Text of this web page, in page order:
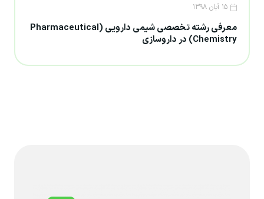
۱۵ آبان ۱۳۹۸
معرفی رشته تخصصی شیمی دارویی (Pharmaceutical
Chemistry) در داروسازی